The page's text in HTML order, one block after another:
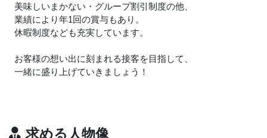
美味しいまかない・グループ割引制度の他、
業績により年1回の賞与もあり。
休暇制度なども充実しています。
お客様の想い出に刻まれる接客を目指して、
一緒に盛り上げていきましょう！
求める人物像